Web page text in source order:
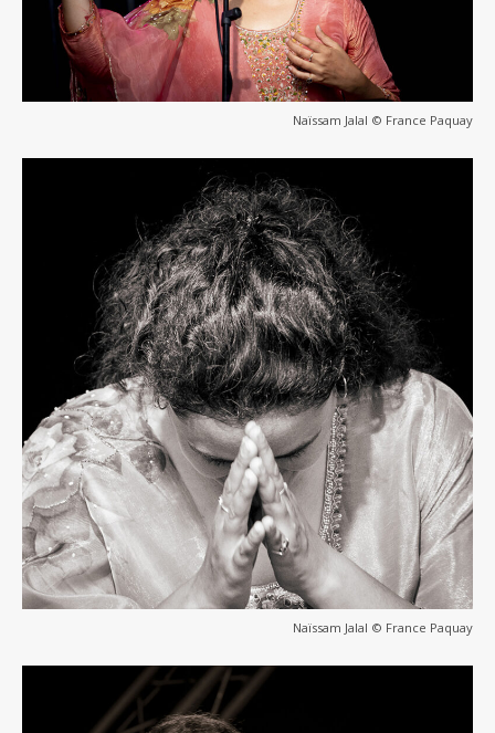
Naïssam Jalal © France Paquay
Naïssam Jalal © France Paquay